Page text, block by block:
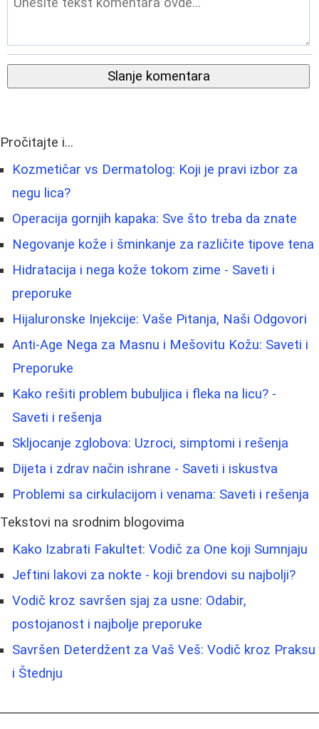
Slanje komentara
Pročitajte i...
Kozmetičar vs Dermatolog: Koji je pravi izbor za
negu lica?
Operacija gornjih kapaka: Sve što treba da znate
Negovanje kože i šminkanje za različite tipove tena
Hidratacija i nega kože tokom zime - Saveti i
preporuke
Hijaluronske Injekcije: Vaše Pitanja, Naši Odgovori
Anti-Age Nega za Masnu i Mešovitu Kožu: Saveti i
Preporuke
Kako rešiti problem bubuljica i fleka na licu? -
Saveti i rešenja
Skljocanje zglobova: Uzroci, simptomi i rešenja
Dijeta i zdrav način ishrane - Saveti i iskustva
Problemi sa cirkulacijom i venama: Saveti i rešenja
Tekstovi na srodnim blogovima
Kako Izabrati Fakultet: Vodič za One koji Sumnjaju
Jeftini lakovi za nokte - koji brendovi su najbolji?
Vodič kroz savršen sjaj za usne: Odabir,
postojanost i najbolje preporuke
Savršen Deterdžent za Vaš Veš: Vodič kroz Praksu
i Štednju